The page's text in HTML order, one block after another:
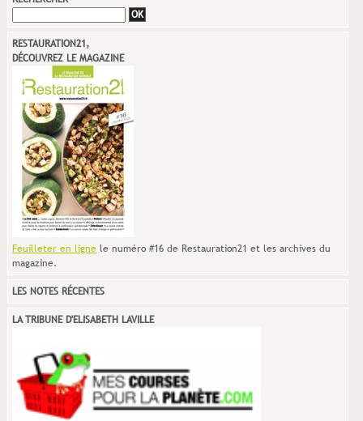
RESTAURATION21,
DÉCOUVREZ LE MAGAZINE
Feuilleter en ligne le numéro #16 de Restauration21 et les archives du
magazine.
LES NOTES RÉCENTES
LA TRIBUNE D'ELISABETH LAVILLE